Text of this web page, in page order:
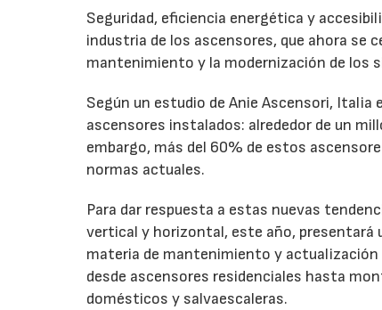
Seguridad, eficiencia energética y
industria de los ascensores, que ahora se
mantenimiento y la modernización de los
Según un estudio de Anie Ascensori, Italia
ascensores instalados: alrededor de un
embargo, más del 60% de estos
normas actuales.
Para dar respuesta a estas nuevas
vertical y horizontal, este año, presentará
materia de mantenimiento y
desde ascensores residenciales hasta
domésticos y salvaescaleras.